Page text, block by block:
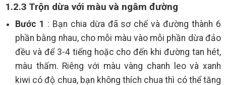
1.2.3 Trộn dừa với màu và ngâm đường
Bước 1 : Bạn chia dừa đã sơ chế và đường thành 6
phần bằng nhau, cho mỗi màu vào mỗi phần dừa đảo
đều và để 3-4 tiếng hoặc cho đến khi đường tan hét,
màu thấm. Riêng với màu vàng chanh leo và xanh
kiwi có độ chua, bạn không thích chua thì có thể tăng